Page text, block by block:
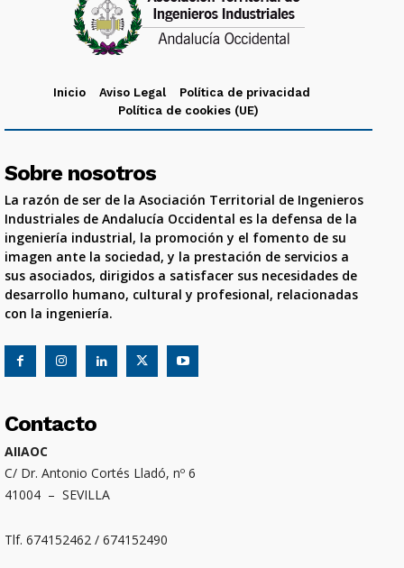
Inicio Aviso Legal
Política de privacidad
Política de cookies (UE)
Sobre nosotros
La razón de ser de la Asociación Territorial de Ingenieros
Industriales de Andalucía Occidental es la defensa de la
ingeniería industrial, la promoción y el fomento de su
imagen ante la sociedad, y la prestación de servicios a
sus asociados, dirigidos a satisfacer sus necesidades de
desarrollo humano, cultural y profesional, relacionadas
con la ingeniería.
Contacto
AIIAOC
C/ Dr. Antonio Cortés Lladó, nº 6
41004 – SEVILLA
Tlf. 674152462 / 674152490